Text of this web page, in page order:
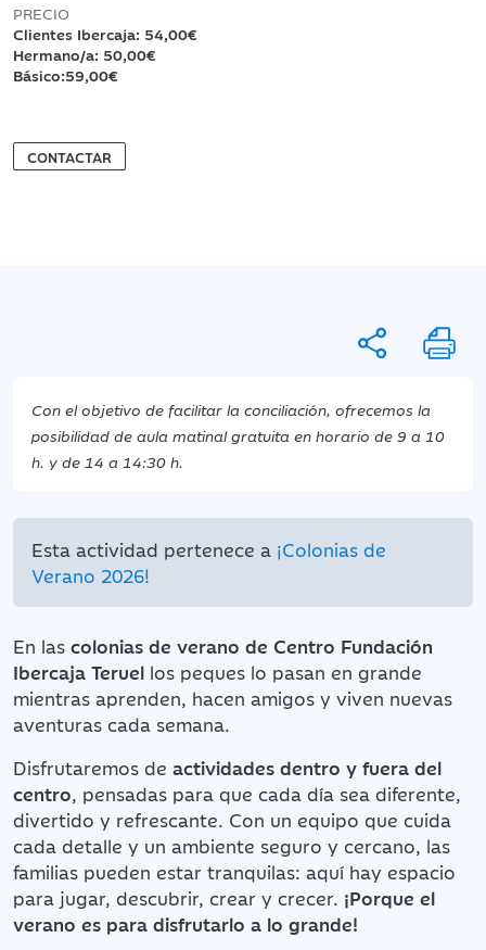
PRECIO
Clientes Ibercaja: 54,00€
Hermano/a: 50,00€
Básico:59,00€
CONTACTAR
Con el objetivo de facilitar la conciliación, ofrecemos la
posibilidad de aula matinal gratuita en horario de 9 a 10
h. y de 14 a 14:30 h.
Esta actividad pertenece a ¡Colonias de
Verano 2026!
En las colonias de verano de Centro Fundación
Ibercaja Teruel los peques lo pasan en grande
mientras aprenden, hacen amigos y viven nuevas
aventuras cada semana.
Disfrutaremos de actividades dentro y fuera del
centro, pensadas para que cada día sea diferente,
divertido y refrescante. Con un equipo que cuida
cada detalle y un ambiente seguro y cercano, las
familias pueden estar tranquilas: aquí hay espacio
para jugar, descubrir, crear y crecer. ¡Porque el
verano es para disfrutarlo a lo grande!